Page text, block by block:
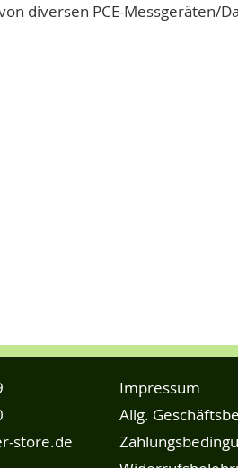
diversen PCE-
store.de
Impressum
Allg.